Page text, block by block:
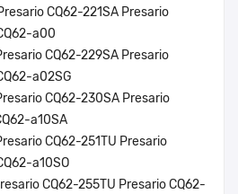
CQ62-221SA Presario
a00
CQ62-229SA Presario
a02SG
CQ62-230SA Presario
a10SA
CQ62-251TU Presario
a10SO
CQ62-255TU Presario CQ62-